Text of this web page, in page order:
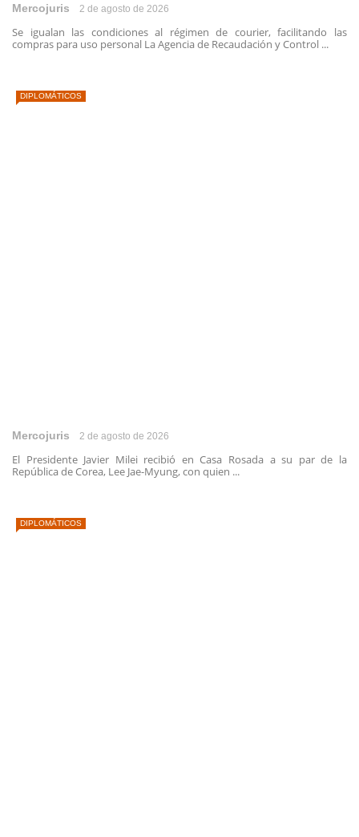
Mercojuris 2 de agosto de 2026
Se igualan las condiciones al régimen de courier, facilitando las
compras para uso personal La Agencia de Recaudación y Control ...
DIPLOMÁTICOS
Mercojuris 2 de agosto de 2026
El Presidente Javier Milei recibió en Casa Rosada a su par de la
República de Corea, Lee Jae-Myung, con quien ...
DIPLOMÁTICOS